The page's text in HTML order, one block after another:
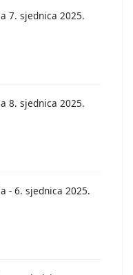
7. sjednica 2025.
8. sjednica 2025.
- 6. sjednica 2025.